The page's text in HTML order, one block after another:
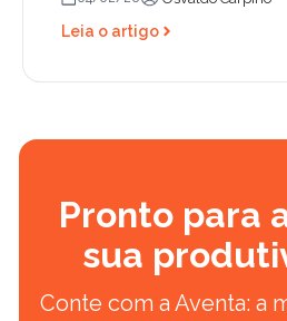
Leia o artigo
Pronto para
sua
Conte com a Aventa: a